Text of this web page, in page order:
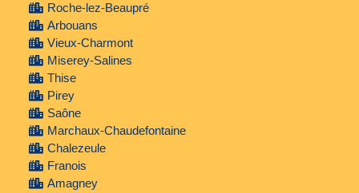
Roche-lez-Beaupré
Arbouans
Vieux-Charmont
Miserey-Salines
Thise
Pirey
Saône
Marchaux-Chaudefontaine
Chalezeule
Franois
Amagney